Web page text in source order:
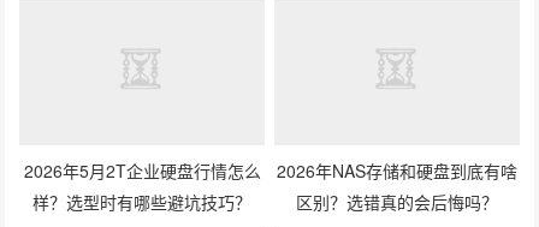
2026年5月2T企业硬盘行情怎么
样？选型时有哪些避坑技巧？
2026年NAS存储和硬盘到底有啥
区别？选错真的会后悔吗？